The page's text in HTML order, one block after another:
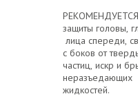
защиты головы,
лица спереди,
с боков от
частиц, искр и
неразъедающих
жидкостей.